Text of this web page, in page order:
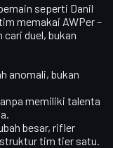
seperti Danil
memakai AWPer –
cari duel, bukan
anomali, bukan
memiliki talenta
besar, rifler
tim tier satu.